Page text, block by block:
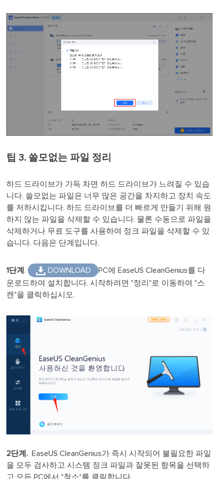
팁 3. 쓸모없는 파일 정리
하드 드라이브가 가득 차면 하드 드라이브가 느려질 수 있습
니다. 쓸모없는 파일은 너무 많은 공간을 차지하고 장치 속도
를 저하시킵니다. 하드 드라이브를 더 빠르게 만들기 위해 원
하지 않는 파일을 삭제할 수 있습니다. 물론 수동으로 파일을
삭제하거나 무료 도구를 사용하여 정크 파일을 삭제할 수 있
습니다. 다음은 단계입니다.
1단계 .  DOWNLOAD
PC에 EaseUS CleanGenius를 다
운로드하여 설치합니다. 시작하려면 "정리"로 이동하여 "스
캔"을 클릭하십시오.
2단계.
EaseUS CleanGenius가 즉시 시작되어 불필요한 파일
을 모두 검사하고 시스템 정크 파일과 잘못된 항목을 선택하
고 모든 PC에서 "청소"를 클릭합니다.